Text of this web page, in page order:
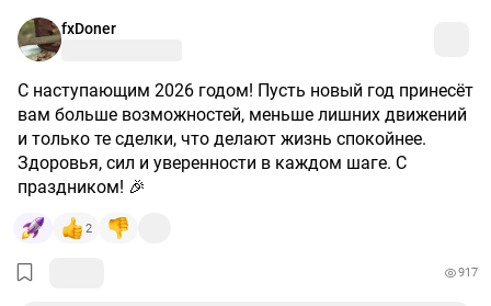
fxDoner
С наступающим 2026 годом! Пусть новый год принесёт
вам больше возможностей, меньше лишних движений
и только те сделки, что делают жизнь спокойнее.
Здоровья, сил и уверенности в каждом шаге. С
праздником! 🎉
2
917